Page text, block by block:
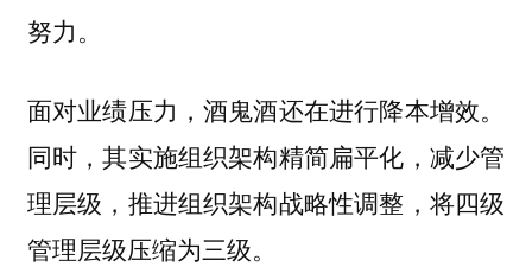
努力。
面对业绩压力，酒鬼酒还在进行降本增效。
同时，其实施组织架构精简扁平化，减少管
理层级，推进组织架构战略性调整，将四级
管理层级压缩为三级。